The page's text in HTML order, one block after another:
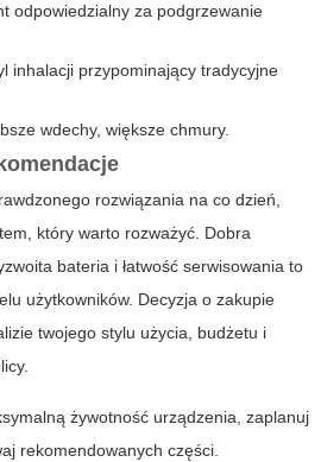
odpowiedzialny za podgrzewanie
inhalacji przypominający tradycyjne
wdechy, większe chmury.
rozwiązania na co dzień,
który warto rozważyć. Dobra
bateria i łatwość serwisowania to
użytkowników. Decyzja o zakupie
twojego stylu użycia, budżetu i
żywotność urządzenia, zaplanuj
rekomendowanych części.